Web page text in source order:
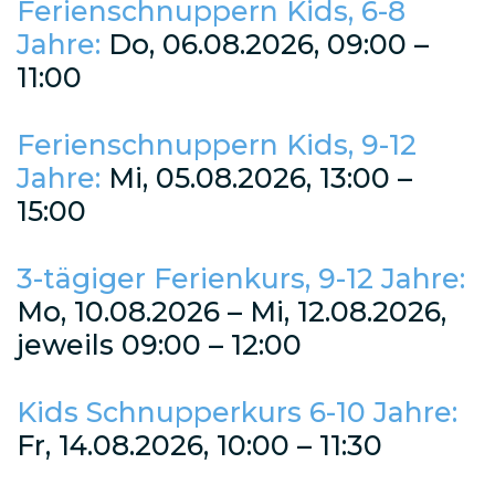
Ferienschnuppern Kids, 6-8
Jahre: Do, 06.08.2026, 09:00 –
11:00
Ferienschnuppern Kids, 9-12
Jahre: Mi, 05.08.2026, 13:00 –
15:00
3-tägiger Ferienkurs, 9-12 Jahre:
Mo, 10.08.2026 – Mi, 12.08.2026,
jeweils 09:00 – 12:00
Kids Schnupperkurs 6-10 Jahre:
Fr, 14.08.2026, 10:00 – 11:30